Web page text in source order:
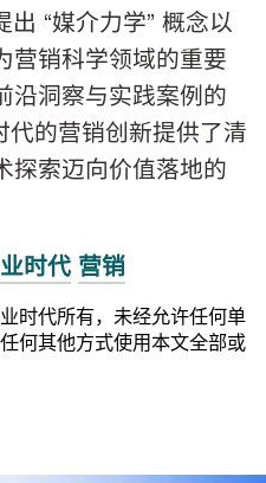
“媒介力学” 概念以
营销科学领域的重要
沿洞察与实践案例的
的营销创新提供了清
探索迈向价值落地的
时代 营销
时代所有，未经允许任何单
何其他方式使用本文全部或